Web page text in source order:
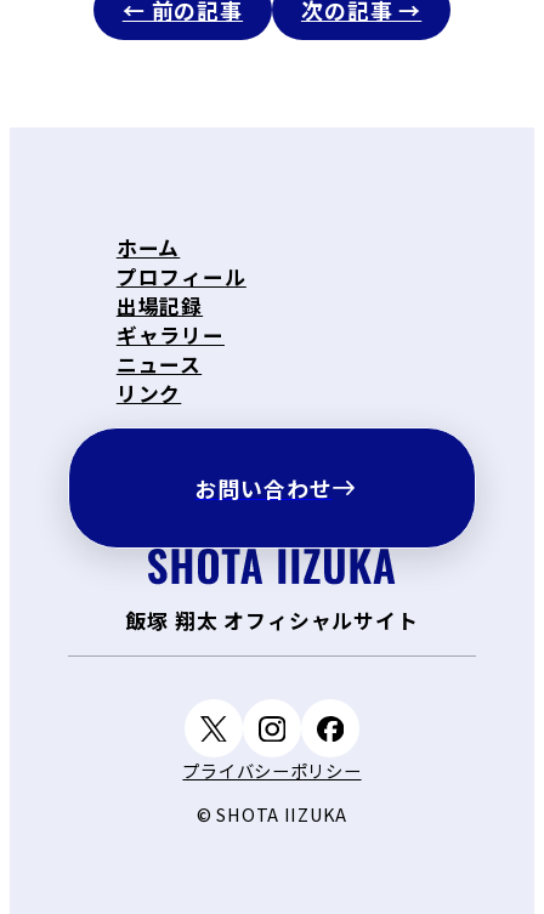
← 前の記事 次の記事 →
飯塚 翔太 オフィシャルサイト
ホーム
プロフィール
出場記録
ギャラリー
ニュース
リンク
お問い合わせ
プライバシーポリシー
© SHOTA IIZUKA